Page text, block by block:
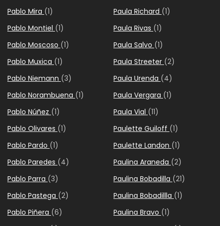
Pablo Mira (1)
Pablo Montiel (1)
Pablo Moscoso (1)
Pablo Muxica (1)
Pablo Niemann (3)
Pablo Norambuena (1)
Pablo Núñez (1)
Pablo Olivares (1)
Pablo Pardo (1)
Pablo Paredes (4)
Pablo Parra (3)
Pablo Pastega (2)
Pablo Piñera (6)
Paula Richard (1)
Paula Rivas (1)
Paula Salvo (1)
Paula Streeter (2)
Paula Urenda (4)
Paula Vergara (1)
Paula Vial (11)
Paulette Guiloff (1)
Paulette Landon (1)
Paulina Araneda (2)
Paulina Bobadilla (21)
Paulina Bobadillla (1)
Paulina Bravo (1)